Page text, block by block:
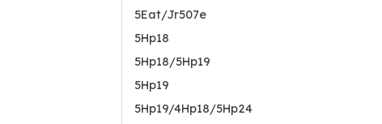
5Eat/Jr507e
5Hp18
5Hp18/5Hp19
5Hp19
5Hp19/4Hp18/5Hp24